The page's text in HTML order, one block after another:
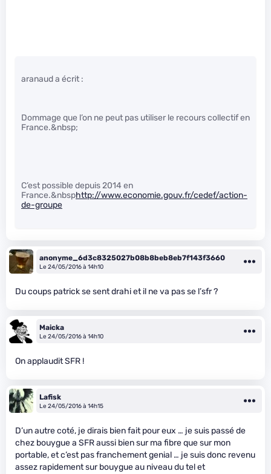
aranaud a écrit :
Dommage que l’on ne peut pas utiliser le recours collectif en
France.&nbsp;
C’est possible depuis 2014 en
France.&nbsphttp://www.economie.gouv.fr/cedef/action-
de-groupe
anonyme_6d3c8325027b08b8beb8eb7f143f3660
Le 24/05/2016 à 14h10
Du coups patrick se sent drahi et il ne va pas se l’sfr ?
Maicka
Le 24/05/2016 à 14h10
On applaudit SFR !
Lafisk
Le 24/05/2016 à 14h15
D’un autre coté, je dirais bien fait pour eux … je suis passé de
chez bouygue a SFR aussi bien sur ma fibre que sur mon
portable, et c’est pas franchement genial … je suis donc revenu
assez rapidement sur bouygue au niveau du tel et